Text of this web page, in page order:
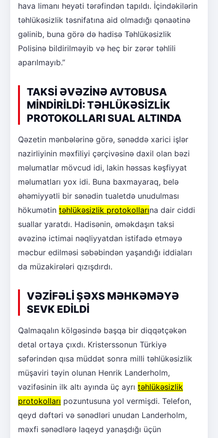
hava limanı heyəti tərəfindən tapıldı. İçindəkilərin
təhlükəsizlik təsnifatına aid olmadığı qənaətinə
gəlinib, buna görə də hadisə Təhlükəsizlik
Polisinə bildirilməyib və heç bir zərər təhlili
aparılmayıb.”
TAKSİ ƏVƏZİNƏ AVTOBUSA
MİNDİRİLDİ: TƏHLÜKƏSİZLİK
PROTOKOLLARI SUAL ALTINDA
Qəzetin mənbələrinə görə, sənəddə xarici işlər
nazirliyinin məxfiliyi çərçivəsinə daxil olan bəzi
məlumatlar mövcud idi, lakin həssas kəşfiyyat
məlumatları yox idi. Buna baxmayaraq, belə
əhəmiyyətli bir sənədin tualetdə unudulması
hökumətin təhlükəsizlik protokollarına dair ciddi
suallar yaratdı. Hadisənin, əməkdaşın taksi
əvəzinə ictimai nəqliyyatdan istifadə etməyə
məcbur edilməsi səbəbindən yaşandığı iddiaları
da müzakirələri qızışdırdı.
VƏZİFƏLİ ŞƏXS MƏHKƏMƏYƏ
SEVK EDİLDİ
Qalmaqalın kölgəsində başqa bir diqqətçəkən
detal ortaya çıxdı. Kristerssonun Türkiyə
səfərindən qısa müddət sonra milli təhlükəsizlik
müşaviri təyin olunan Henrik Landerholm,
vəzifəsinin ilk altı ayında üç ayrı təhlükəsizlik
protokolları pozuntusuna yol vermişdi. Telefon,
qeyd dəftəri və sənədləri unudan Landerholm,
məxfi sənədlərə laqeyd yanaşdığı üçün